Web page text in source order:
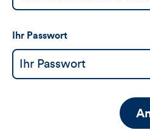
Ihr Passwort